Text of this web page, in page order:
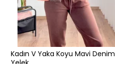
Kadın V Yaka Koyu Mavi Denim